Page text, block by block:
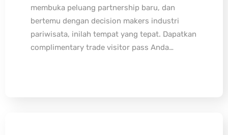
membuka peluang partnership baru, dan
bertemu dengan decision makers industri
pariwisata, inilah tempat yang tepat. Dapatkan
complimentary trade visitor pass Anda…